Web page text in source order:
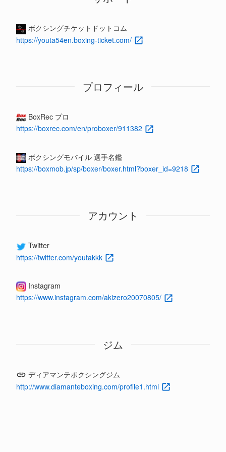
ボクシングチケットドットコム
https://youta54en.boxing-ticket.com/
プロフィール
BoxRec プロ
https://boxrec.com/en/proboxer/911382
ボクシングモバイル 選手名鑑
https://boxmob.jp/sp/boxer/boxer.html?boxer_id=9218
アカウント
Twitter
https://twitter.com/youtakkk
Instagram
https://www.instagram.com/akizero20070805/
ジム
ディアマンテボクシングジム
http://www.diamanteboxing.com/profile1.html